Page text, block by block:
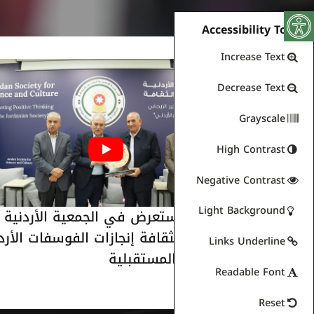
Open toolbar
Accessibility Tools
Increase Text
Decrease Text
Grayscale
High Contrast
Negative Contrast
Light Background
Links Underline
Readable Font
Reset
الذنيبات يستعرض في الجمعية الأردنية
للعلوم والثقافة إنجازات الفوسفات
وخططها المستقبلية